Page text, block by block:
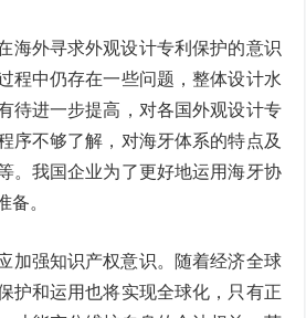
海外寻求外观设计专利保护的意识
程中仍存在一些问题，整体设计水
待进一步提高，对各国外观设计专
序不够了解，对海牙体系的特点及
。我国企业为了更好地运用海牙协
备。
加强知识产权意识。随着经济全球
护和运用也将实现全球化，只有正